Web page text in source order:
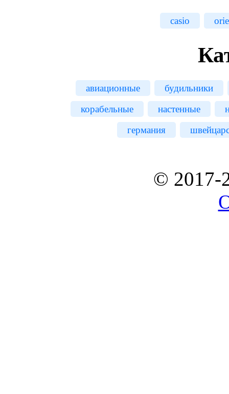
casio
авиационные
будильники
корабельные
настенные
германия
© 2017-